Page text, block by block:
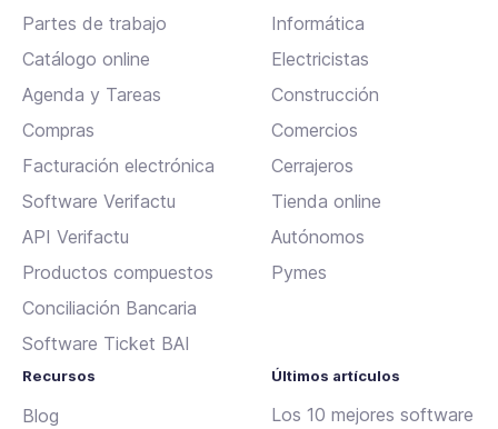
Partes de trabajo
Catálogo online
Agenda y Tareas
Compras
Facturación electrónica
Software Verifactu
API Verifactu
Productos compuestos
Conciliación Bancaria
Software Ticket BAI
Informática
Electricistas
Construcción
Comercios
Cerrajeros
Tienda online
Autónomos
Pymes
Recursos
Blog
Últimos artículos
Los 10 mejores software